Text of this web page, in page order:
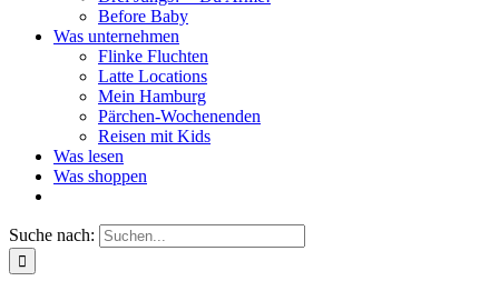
Before Baby
Was unternehmen
Flinke Fluchten
Latte Locations
Mein Hamburg
Pärchen-Wochenenden
Reisen mit Kids
Was lesen
Was shoppen
Suche nach: